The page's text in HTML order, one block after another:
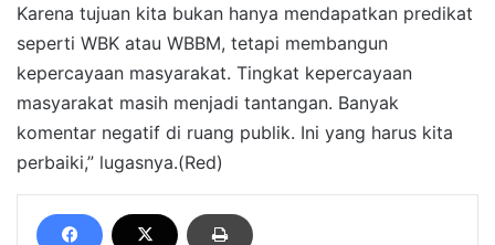
Karena tujuan kita bukan hanya mendapatkan predikat
seperti WBK atau WBBM, tetapi membangun
kepercayaan masyarakat. Tingkat kepercayaan
masyarakat masih menjadi tantangan. Banyak
komentar negatif di ruang publik. Ini yang harus kita
perbaiki,” lugasnya.(Red)